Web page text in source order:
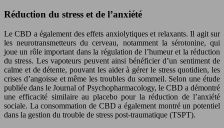
Réduction du stress et de l’anxiété
Le CBD a également des effets anxiolytiques et relaxants. Il agit sur
les neurotransmetteurs du cerveau, notamment la sérotonine, qui
joue un rôle important dans la régulation de l’humeur et la réduction
du stress. Les vapoteurs peuvent ainsi bénéficier d’un sentiment de
calme et de détente, pouvant les aider à gérer le stress quotidien, les
crises d’angoisse et même les troubles du sommeil. Selon une étude
publiée dans le Journal of Psychopharmacology, le CBD a démontré
une efficacité similaire au placebo pour la réduction de l’anxiété
sociale. La consommation de CBD a également montré un potentiel
dans la gestion du trouble de stress post-traumatique (TSPT).